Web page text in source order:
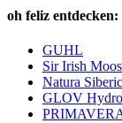
oh feliz entdecken:
GUHL
Sir Irish
Natura
GLOV